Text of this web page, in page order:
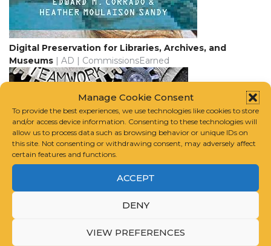
Manage Cookie Consent
To provide the best experiences, we use technologies like cookies to store
and/or access device information. Consenting to these technologies will
allow us to process data such as browsing behavior or unique IDs on
this site. Not consenting or withdrawing consent, may adversely affect
certain features and functions.
ACCEPT
DENY
VIEW PREFERENCES
Digital Preservation for Libraries, Archives, and
Museums | AD | CommissionsEarned